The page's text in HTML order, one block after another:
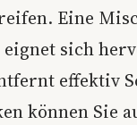
Eine
sich
effektiv
können Sie